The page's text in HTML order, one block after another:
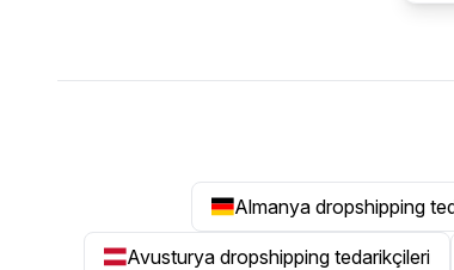
Almanya dropshipping
Avusturya dropshipping tedarikçileri